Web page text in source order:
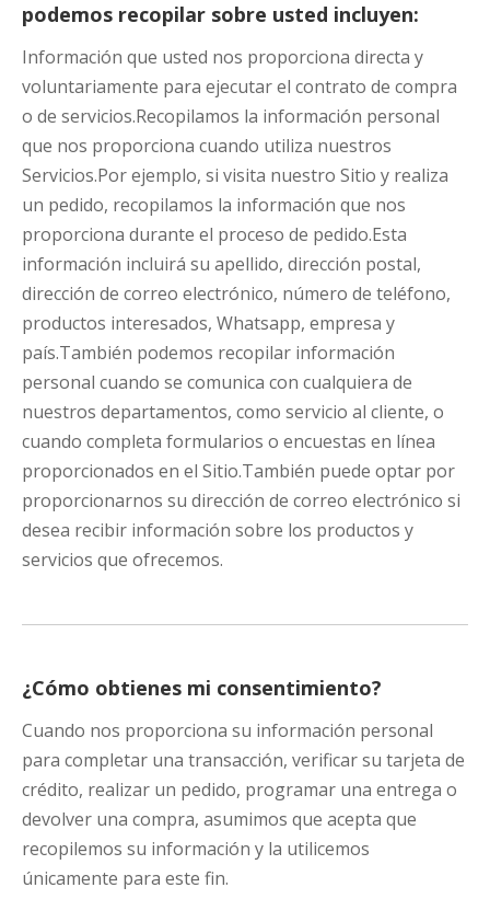
podemos recopilar sobre usted incluyen:
Información que usted nos proporciona directa y
voluntariamente para ejecutar el contrato de compra
o de servicios.Recopilamos la información personal
que nos proporciona cuando utiliza nuestros
Servicios.Por ejemplo, si visita nuestro Sitio y realiza
un pedido, recopilamos la información que nos
proporciona durante el proceso de pedido.Esta
información incluirá su apellido, dirección postal,
dirección de correo electrónico, número de teléfono,
productos interesados, Whatsapp, empresa y
país.También podemos recopilar información
personal cuando se comunica con cualquiera de
nuestros departamentos, como servicio al cliente, o
cuando completa formularios o encuestas en línea
proporcionados en el Sitio.También puede optar por
proporcionarnos su dirección de correo electrónico si
desea recibir información sobre los productos y
servicios que ofrecemos.
¿Cómo obtienes mi consentimiento?
Cuando nos proporciona su información personal
para completar una transacción, verificar su tarjeta de
crédito, realizar un pedido, programar una entrega o
devolver una compra, asumimos que acepta que
recopilemos su información y la utilicemos
únicamente para este fin.